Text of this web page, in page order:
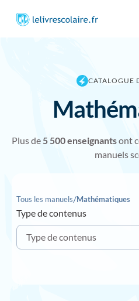
CATALOGUE
Plus de5 500 enseignantsont
manuels
Tous les manuels/Mathématiques
Type de contenus
Type de contenus